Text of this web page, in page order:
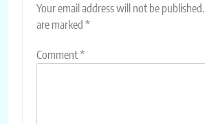
Your email address will not be published.
are marked *
Comment*